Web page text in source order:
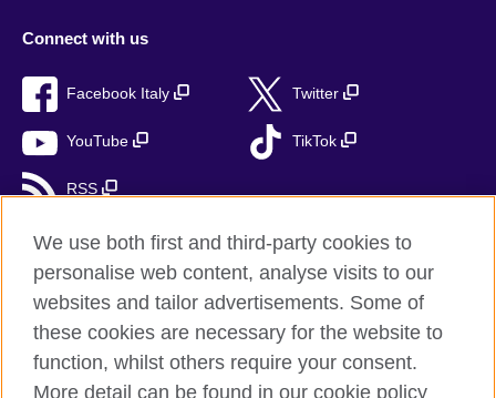
Connect with us
Facebook Italy Twitter
YouTube TikTok
RSS
British Council global
Privacy and terms
Accessibility
We use both first and third-party cookies to
personalise web content, analyse visits to our
websites and tailor advertisements. Some of
these cookies are necessary for the website to
function, whilst others require your consent.
More detail can be found in our cookie policy